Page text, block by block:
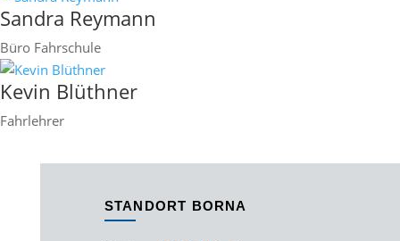
Sandra Reymann
Büro Fahrschule
Kevin Blüthner
Fahrlehrer
STANDORT BORNA